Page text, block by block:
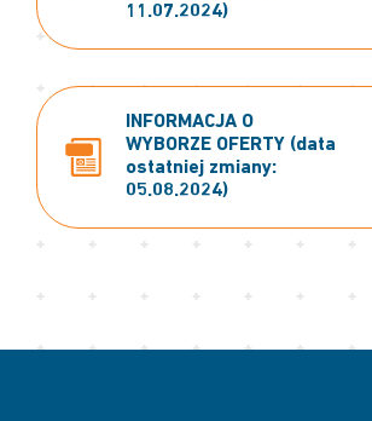
11.07.2024)
INFORMACJA O
WYBORZE OFERTY (data
ostatniej zmiany:
05.08.2024)